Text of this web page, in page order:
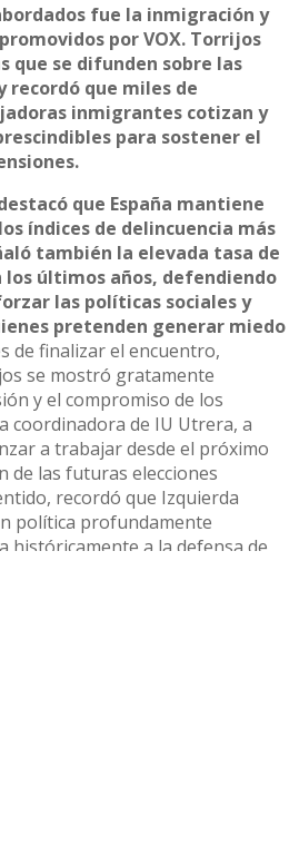
fue la inmigración y
por VOX. Torrijos
que se difunden sobre las
recordó que miles de
inmigrantes cotizan y
para sostener el
que España mantiene
índices de delincuencia más
también la elevada tasa de
los últimos años, defendiendo
las políticas sociales y
pretenden generar miedo
de finalizar el encuentro,
se mostró gratamente
y el compromiso de los
coordinadora de IU Utrera, a
a trabajar desde el próximo
de las futuras elecciones
recordó que Izquierda
política profundamente
históricamente a la defensa de